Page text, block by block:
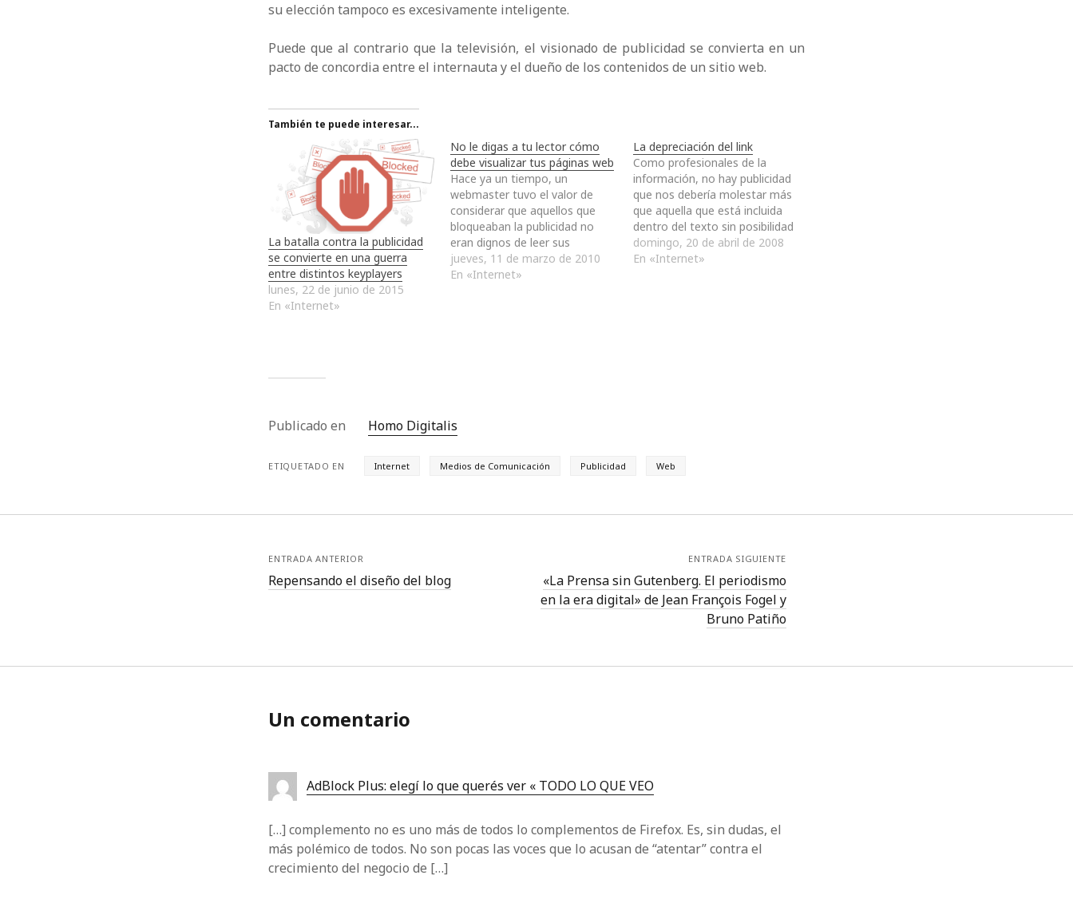
su elección tampoco es excesivamente inteligente.
Puede que al contrario que la televisión, el visionado de publicidad se convierta en un
pacto de concordia entre el internauta y el dueño de los contenidos de un sitio web.
También te puede interesar...
La batalla contra la publicidad
se convierte en una guerra
entre distintos keyplayers
lunes, 22 de junio de 2015
En «Internet»
No le digas a tu lector cómo
debe visualizar tus páginas web
Hace ya un tiempo, un
webmaster tuvo el valor de
considerar que aquellos que
bloqueaban la publicidad no
eran dignos de leer sus
contenidos. De hecho,
concluyó que aquellos que
jueves, 11 de marzo de 2010
En «Internet»
La depreciación del link
Como profesionales de la
información, no hay publicidad
que nos debería molestar más
que aquella que está incluida
dentro del texto sin posibilidad
de diferenciar qué es contenido
incluido por el autor y cuál por
domingo, 20 de abril de 2008
En «Internet»
Publicado en Homo Digitalis
ETIQUETADO EN Internet Medios de Comunicación Publicidad Web
ENTRADA ANTERIOR
Repensando el diseño del blog
ENTRADA SIGUIENTE
«La Prensa sin Gutenberg. El periodismo
en la era digital» de Jean François Fogel y
Bruno Patiño
Un comentario
AdBlock Plus: elegí lo que querés ver « TODO LO QUE VEO
[…] complemento no es uno más de todos lo complementos de Firefox. Es, sin dudas, el
más polémico de todos. No son pocas las voces que lo acusan de “atentar” contra el
crecimiento del negocio de […]